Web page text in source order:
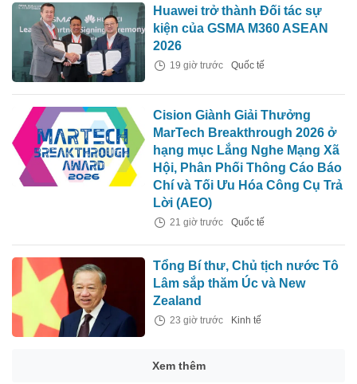
Huawei trở thành Đối tác sự
kiện của GSMA M360 ASEAN
2026
19 giờ trước Quốc tế
Cision Giành Giải Thưởng
MarTech Breakthrough 2026 ở
hạng mục Lắng Nghe Mạng Xã
Hội, Phân Phối Thông Cáo Báo
Chí và Tối Ưu Hóa Công Cụ Trả
Lời (AEO)
21 giờ trước Quốc tế
Tổng Bí thư, Chủ tịch nước Tô
Lâm sắp thăm Úc và New
Zealand
23 giờ trước Kinh tế
Xem thêm